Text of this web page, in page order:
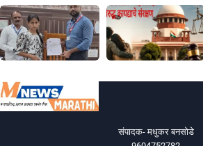
संपादक- मधुकर बनसोडे